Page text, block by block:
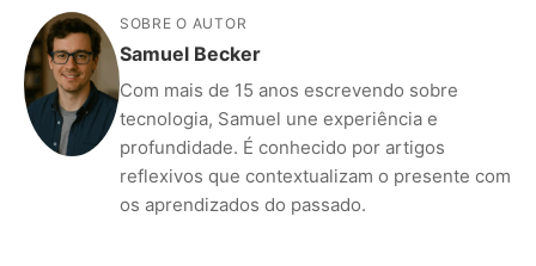
SOBRE O AUTOR
Samuel Becker
Com mais de 15 anos escrevendo sobre
tecnologia, Samuel une experiência e
profundidade. É conhecido por artigos
reflexivos que contextualizam o presente com
os aprendizados do passado.